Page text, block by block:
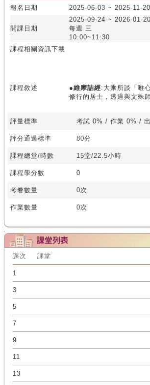
報名日期
2025-06-03 ~ 2025-11-20
開課日期
2025-09-24 ~ 2026-01-20
每週 三
10:00~11:30
課程相關資訊下載
課程敘述 ●維摩詰經:大乘所談「唯
修行的居士，透過與文殊
評量標準 考試 0% / 作業 0% /
評分通過標準 80分
課程總堂/時數 15堂/22.5小時
課程學分數 0
考卷數量 0次
作業數量 0次
課次 課堂
1
3
5
7
9
11
13